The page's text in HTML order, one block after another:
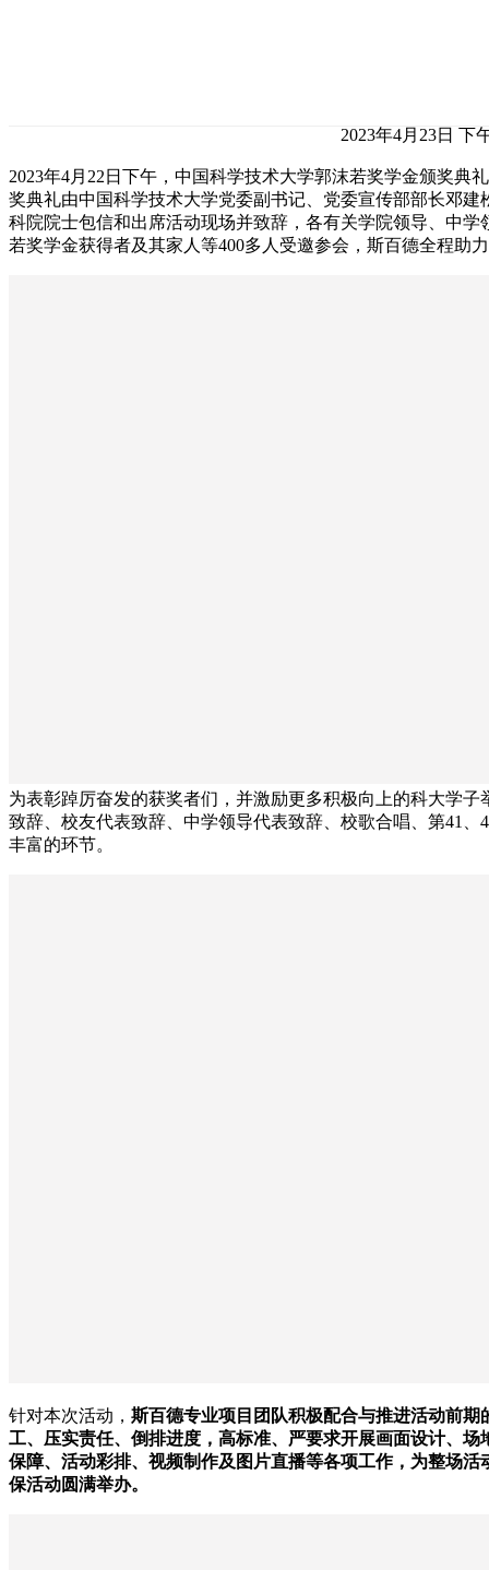
2023年4月23日 下
2023年4月22日下午，中国科学技术大学郭沫若奖学金颁奖典
奖典礼由中国科学技术大学党委副书记、党委宣传部部长邓
科院院士包信和出席活动现场并致辞，各有关学院领导、中学
若奖学金获得者及其家人等400多人受邀参会，斯百德全程助
为表彰踔厉奋发的获奖者们，并激励更多积极向上的科大学
致辞、校友代表致辞、中学领导代表致辞、校歌合唱、第41
丰富的环节。
针对本次活动， 斯百德专业项目团队积极配合与推进活动前
工、压实责任、倒排进度，高标准、严要求开展画面设计、
保障、活动彩排、视频制作及图片直播等各项工作，为整场
保活动圆满举办。